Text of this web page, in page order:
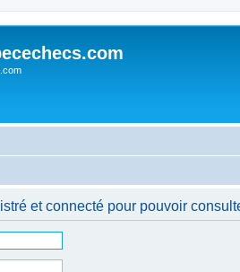
et connecté pour pouvoir